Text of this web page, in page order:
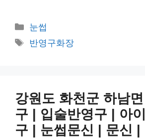
카
테
눈썹
태
반영구화장
강원도 화천군 하남
구 | 입술반영구 | 아
구 | 눈썹문신 | 문신 |